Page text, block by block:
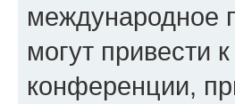
международное
могут привести
конференции,